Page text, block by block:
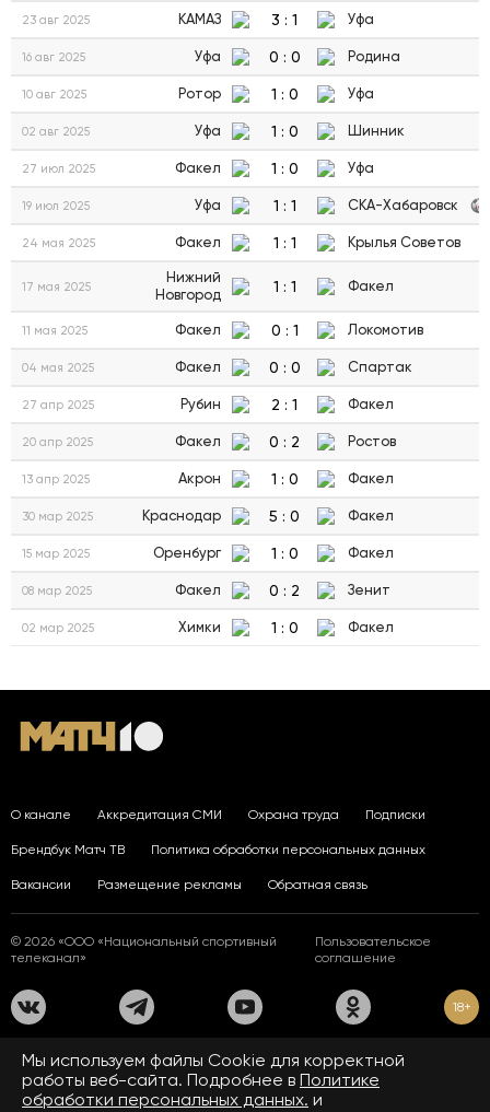
23 авг 2025 КАМАЗ 3 : 1 Уфа
16 авг 2025 Уфа 0 : 0 Родина
10 авг 2025 Ротор 1 : 0 Уфа
02 авг 2025 Уфа 1 : 0 Шинник
27 июл 2025 Факел 1 : 0 Уфа
19 июл 2025 Уфа 1 : 1 СКА-Хабаровск
24 мая 2025 Факел 1 : 1 Крылья Советов
17 мая 2025
Нижний
Новгород
1 : 1 Факел
11 мая 2025 Факел 0 : 1 Локомотив
04 мая 2025 Факел 0 : 0 Спартак
27 апр 2025 Рубин 2 : 1 Факел
20 апр 2025 Факел 0 : 2 Ростов
13 апр 2025 Акрон 1 : 0 Факел
30 мар 2025 Краснодар 5 : 0 Факел
15 мар 2025 Оренбург 1 : 0 Факел
08 мар 2025 Факел 0 : 2 Зенит
02 мар 2025 Химки 1 : 0 Факел
О канале Аккредитация СМИ Охрана труда Подписки
Брендбук Матч ТВ Политика обработки персональных данных
Вакансии Размещение рекламы Обратная связь
© 2026 «ООО «Национальный спортивный
телеканал»
Пользовательское
соглашение
18+
На сайте применяются рекомендательные технологии. Подробнее
Правилах применения рекомендательных технологий.
Средство массовой информации сетевое издание «www.matchtv.ru»
Мы используем файлы Сookie для корректной
работы веб-сайта. Подробнее в Политике
обработки персональных данных. и